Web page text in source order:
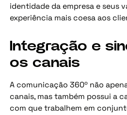
identidade da empresa e seus
experiência mais coesa aos
Integração e
os canais
A comunicação 360º não
canais, mas também possui a
com que trabalhem em